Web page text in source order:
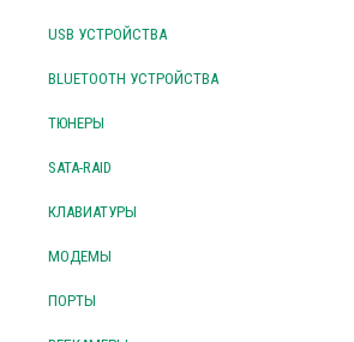
USB УСТРОЙСТВА
BLUETOOTH УСТРОЙСТВА
ТЮНЕРЫ
SATA-RAID
КЛАВИАТУРЫ
МОДЕМЫ
ПОРТЫ